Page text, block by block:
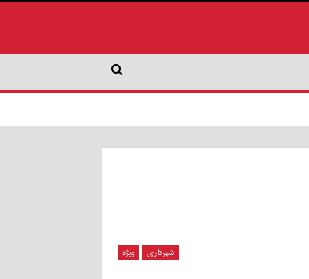
شهرداری ویژه